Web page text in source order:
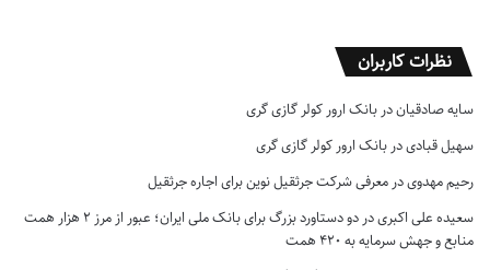
نظرات کاربران
سایه صادقیاندر بانک ارور کولر گازی گری
سهیل قبادیدر بانک ارور کولر گازی گری
رحیم مهدویدر معرفی شرکت جرثقیل نوین برای اجاره جرثقیل
سعیده علی اکبریدر
دو دستاورد بزرگ برای بانک ملی ایران؛ عبور از مرز ۲ هزار همت
منابع و جهش سرمایه به ۴۲۰ همت